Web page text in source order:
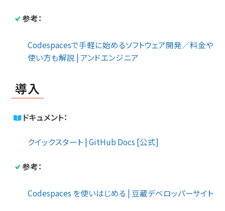
参考：
Codespacesで手軽に始めるソフトウェア開発／料金や
使い方も解説 | アンドエンジニア
導入
ドキュメント：
クイックスタート | GitHub Docs [公式]
参考：
Codespaces を使いはじめる | 豆蔵デベロッパーサイト